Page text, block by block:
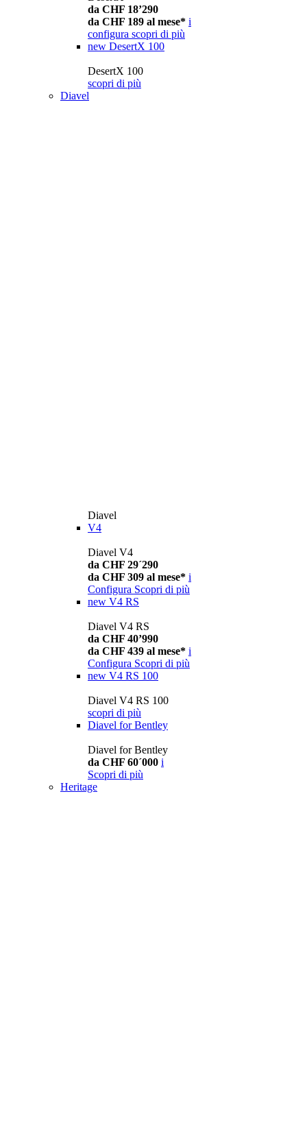
da CHF 18’290
da CHF 189 al mese* i
configura scopri di più
new DesertX 100
DesertX 100
scopri di più
Diavel
Diavel
V4
Diavel V4
da CHF 29´290
da CHF 309 al mese* i
Configura Scopri di più
new V4 RS
Diavel V4 RS
da CHF 40’990
da CHF 439 al mese* i
Configura Scopri di più
new V4 RS 100
Diavel V4 RS 100
scopri di più
Diavel for Bentley
Diavel for Bentley
da CHF 60´000 i
Scopri di più
Heritage